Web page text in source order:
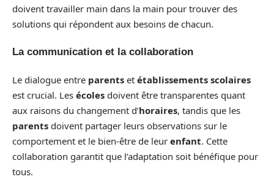
doivent travailler main dans la main pour trouver des
solutions qui répondent aux besoins de chacun.
La communication et la collaboration
Le dialogue entre parents et établissements scolaires
est crucial. Les écoles doivent être transparentes quant
aux raisons du changement d’horaires, tandis que les
parents doivent partager leurs observations sur le
comportement et le bien-être de leur enfant. Cette
collaboration garantit que l’adaptation soit bénéfique pour
tous.